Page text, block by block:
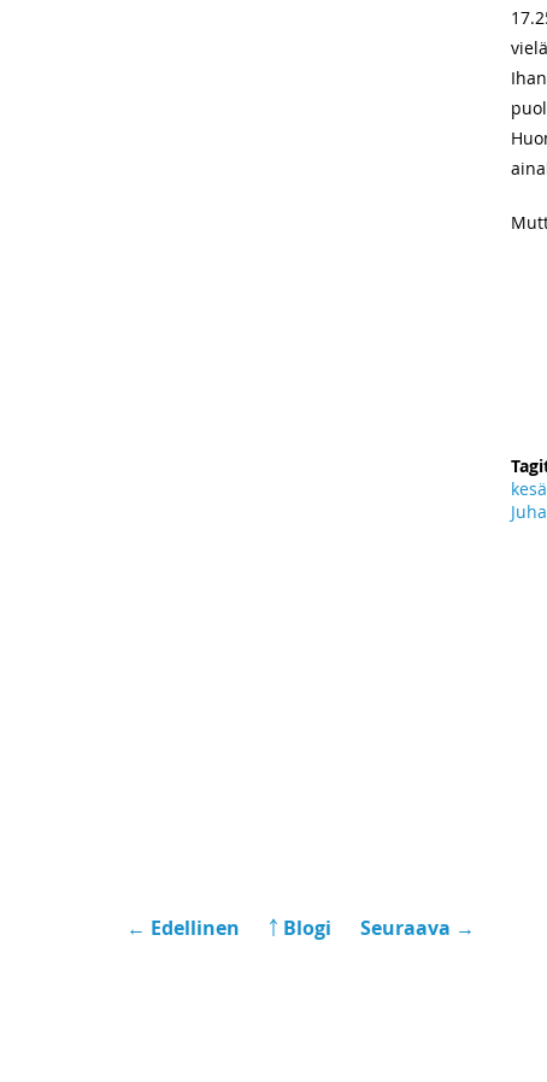
kesä
← Edellinen ￪ Blogi Seuraava →